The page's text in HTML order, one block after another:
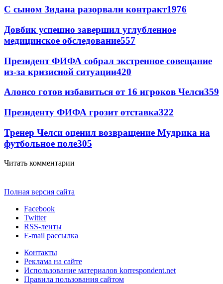
С сыном Зидана разорвали контракт1976
Довбик успешно завершил углубленное
медицинское обследование557
Президент ФИФА собрал экстренное совещание
из-за кризисной ситуации420
Алонсо готов избавиться от 16 игроков Челси359
Президенту ФИФА грозит отставка322
Тренер Челси оценил возвращение Мудрика на
футбольное поле305
Читать комментарии
Полная версия сайта
Facebook
Twitter
RSS-ленты
E-mail рассылка
Контакты
Реклама на сайте
Использование материалов korrespondent.net
Правила пользования сайтом